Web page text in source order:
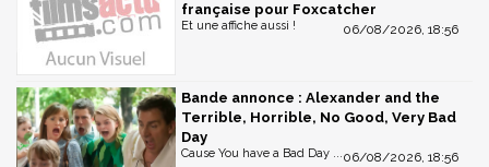
française pour Foxcatcher
06/08/2026, 18:56
Et une affiche aussi !
Bande annonce : Alexander and the
Terrible, Horrible, No Good, Very Bad
Day
06/08/2026, 18:56
Cause You have a Bad Day ...